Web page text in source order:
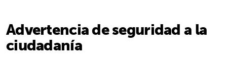
Advertencia de seguridad a la
ciudadanía